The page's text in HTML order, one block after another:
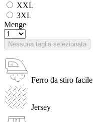
XXL
3XL
Menge
Nessuna taglia selezionata
Ferro da stiro facile
Jersey